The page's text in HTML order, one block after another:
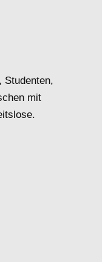
Studenten,
mit